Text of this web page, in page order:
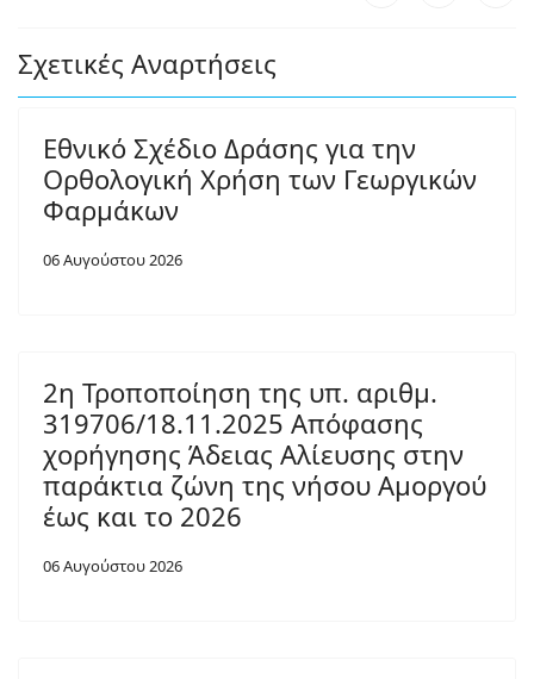
Σχετικές Αναρτήσεις
Εθνικό Σχέδιο Δράσης για την
Ορθολογική Χρήση των Γεωργικών
Φαρμάκων
06 Αυγούστου 2026
2η Τροποποίηση της υπ. αριθμ.
319706/18.11.2025 Απόφασης
χορήγησης Άδειας Αλίευσης στην
παράκτια ζώνη της νήσου Αμοργού
έως και το 2026
06 Αυγούστου 2026